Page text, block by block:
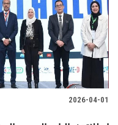
2026-04-01